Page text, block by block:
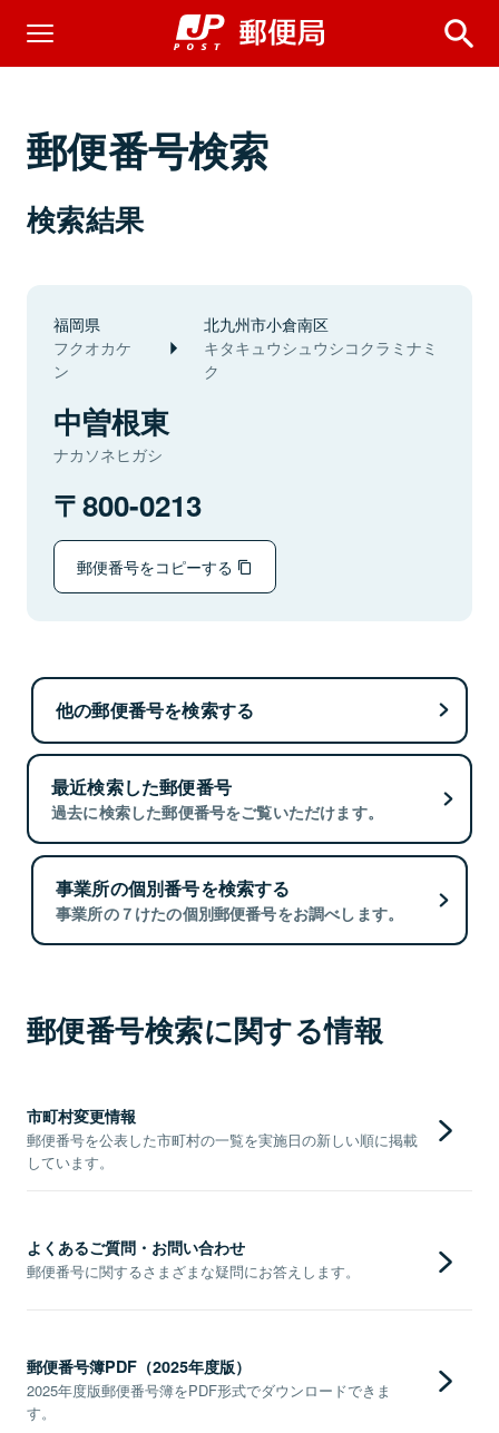
郵便番号検索
検索結果
福岡県
フクオカケ
ン
北九州市小倉南区
キタキュウシュウシコクラミナミ
ク
中曽根東
ナカソネヒガシ
800-0213
郵便番号をコピーする
他の郵便番号を検索する
最近検索した郵便番号
過去に検索した郵便番号をご覧いただけます。
事業所の個別番号を検索する
事業所の７けたの個別郵便番号をお調べします。
郵便番号検索に関する情報
市町村変更情報
郵便番号を公表した市町村の一覧を実施日の新しい順に掲載
しています。
よくあるご質問・お問い合わせ
郵便番号に関するさまざまな疑問にお答えします。
郵便番号簿PDF（2025年度版）
2025年度版郵便番号簿をPDF形式でダウンロードできま
す。